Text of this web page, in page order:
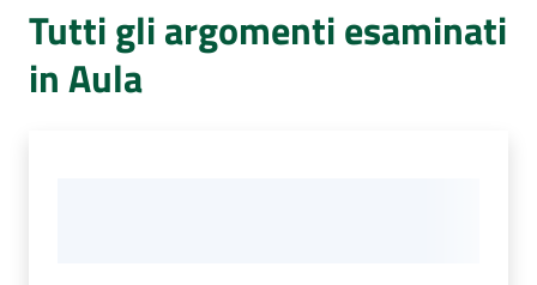
i
media
Tutti gli argomenti esaminati
in Aula